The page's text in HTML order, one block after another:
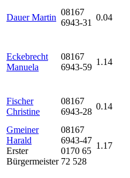
Dauer Martin
08167
6943-31
0.04
Eckebrecht
Manuela
08167
6943-59
1.14
Fischer
Christine
08167
6943-28
0.14
Gmeiner
Harald
Erster
Bürgermeister
08167
6943-47
0170 65
72 528
1.17